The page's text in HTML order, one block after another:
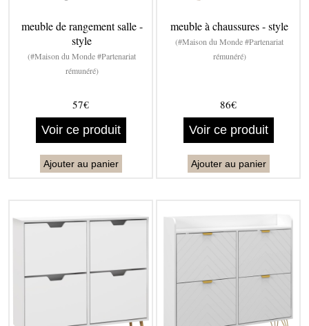
meuble de rangement salle -
style
(#Maison du Monde #Partenariat
rémunéré)
57€
Voir ce produit
Ajouter au panier
meuble à chaussures - style
(#Maison du Monde #Partenariat
rémunéré)
86€
Voir ce produit
Ajouter au panier